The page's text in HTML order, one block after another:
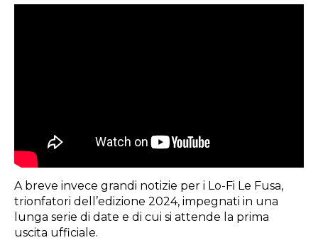
A breve invece grandi notizie per i Lo-Fi Le Fusa,
trionfatori dell’edizione 2024, impegnati in una
lunga serie di date e di cui si attende la prima
uscita ufficiale.